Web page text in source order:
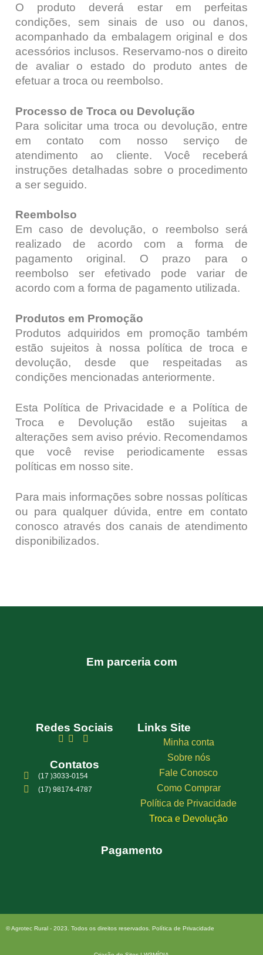
O produto deverá estar em perfeitas
condições, sem sinais de uso ou danos,
acompanhado da embalagem original e dos
acessórios inclusos. Reservamo-nos o direito
de avaliar o estado do produto antes de
efetuar a troca ou reembolso.
Processo de Troca ou Devolução
Para solicitar uma troca ou devolução, entre
em contato com nosso serviço de
atendimento ao cliente. Você receberá
instruções detalhadas sobre o procedimento
a ser seguido.
Reembolso
Em caso de devolução, o reembolso será
realizado de acordo com a forma de
pagamento original. O prazo para o
reembolso ser efetivado pode variar de
acordo com a forma de pagamento utilizada.
Produtos em Promoção
Produtos adquiridos em promoção também
estão sujeitos à nossa política de troca e
devolução, desde que respeitadas as
condições mencionadas anteriormente.
Esta Política de Privacidade e a Política de
Troca e Devolução estão sujeitas a
alterações sem aviso prévio. Recomendamos
que você revise periodicamente essas
políticas em nosso site.
Para mais informações sobre nossas políticas
ou para qualquer dúvida, entre em contato
conosco através dos canais de atendimento
disponibilizados.
Em parceria com
Redes Sociais
Contatos
(17 )3033-0154
(17) 98174-4787
Links Site
Minha conta
Sobre nós
Fale Conosco
Como Comprar
Política de Privacidade
Troca e Devolução
Pagamento
© Agrotec Rural - 2023. Todos os direitos reservados. Política de Privacidade